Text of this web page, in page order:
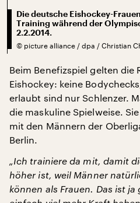
Die deutsche Eishockey-
Training während der
2.2.2014.
© picture alliance / dpa / Christian
Beim Benefizspiel gelten die
Eishockey: keine
erlaubt sind nur Schlenzer.
die maskuline Spielweise.
mit den Männern der
Berlin.
„Ich trainiere da mit, damit
höher ist, weil Männer
können als Frauen. Das ist